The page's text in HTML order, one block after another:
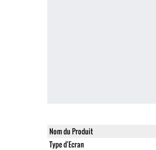
Nom du Produit
Type d'Ecran